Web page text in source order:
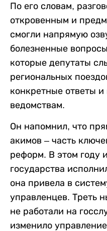
По его словам,
откровенным и
смогли напрямую
болезненные
которые депутаты
региональных
конкретные ответы
ведомствам.
Он напомнил, что
акимов – часть
реформ. В этом году
государства
она привела в
управленцев. Треть
не работали на
изменило